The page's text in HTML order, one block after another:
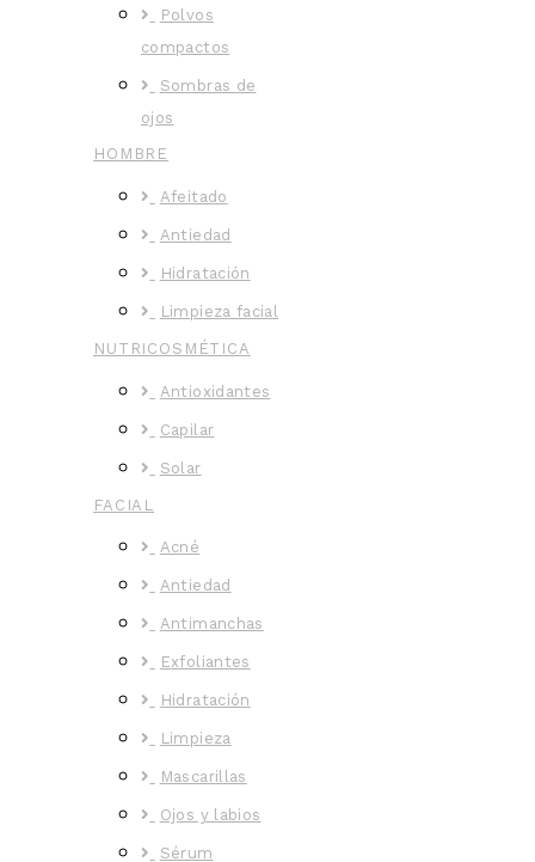
Polvos
compactos
Sombras de
ojos
HOMBRE
Afeitado
Antiedad
Hidratación
Limpieza facial
NUTRICOSMÉTICA
Antioxidantes
Capilar
Solar
FACIAL
Acné
Antiedad
Antimanchas
Exfoliantes
Hidratación
Limpieza
Mascarillas
Ojos y labios
Sérum